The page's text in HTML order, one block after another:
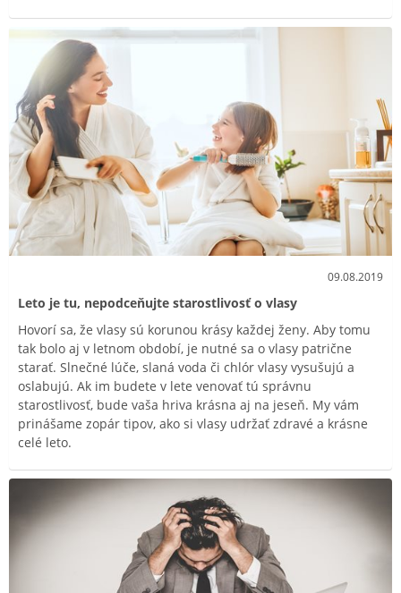
09.08.2019
Leto je tu, nepodceňujte starostlivosť o vlasy
Hovorí sa, že vlasy sú korunou krásy každej ženy. Aby tomu
tak bolo aj v letnom období, je nutné sa o vlasy patrične
starať. Slnečné lúče, slaná voda či chlór vlasy vysušujú a
oslabujú. Ak im budete v lete venovať tú správnu
starostlivosť, bude vaša hriva krásna aj na jeseň. My vám
prinášame zopár tipov, ako si vlasy udržať zdravé a krásne
celé leto.